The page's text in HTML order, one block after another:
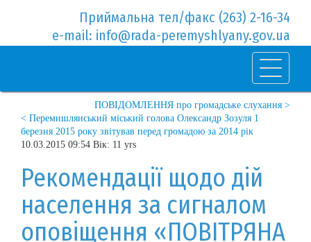
Приймальна тел/факс (263) 2-16-34
e-mail: info@rada-peremyshlyany.gov.ua
ПОВІДОМЛЕННЯ про громадське слухання >
< Перемишлянський міський голова Олександр Зозуля 1
березня 2015 року звітував перед громадою за 2014 рік
10.03.2015 09:54 Вік: 11 yrs
Рекомендації щодо дій
населення за сигналом
оповіщення «ПОВІТРЯНА